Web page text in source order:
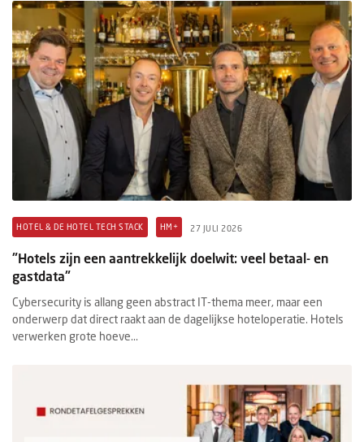
HOTEL & DE HOTEL TECH STACK HM+ 27 JULI 2026
"Hotels zijn een aantrekkelijk doelwit: veel betaal- en
gastdata"
Cybersecurity is allang geen abstract IT-thema meer, maar een
onderwerp dat direct raakt aan de dagelijkse hoteloperatie. Hotels
verwerken grote hoeve...